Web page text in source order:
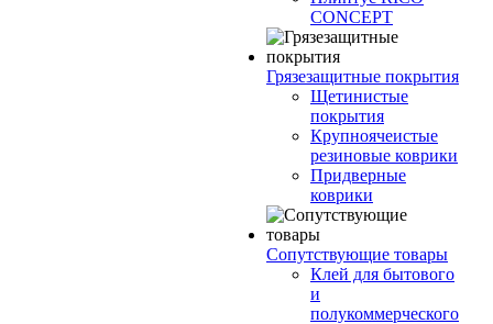
CONCEPT
Грязезащитные покрытия
Щетинистые
покрытия
Крупноячеистые
резиновые коврики
Придверные
коврики
Сопутствующие товары
Клей для бытового
и
полукоммерческого